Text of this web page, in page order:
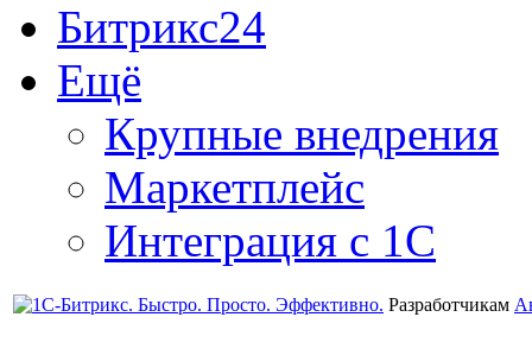
Битрикс24
Ещё
Крупные внедрения
Маркетплейс
Интеграция с 1С
Разработчикам